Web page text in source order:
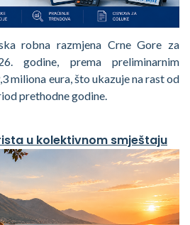
robna razmjena Crne Gore za
godine, prema preliminarnim
miliona eura, što ukazuje na rast od
prethodne godine.
u kolektivnom smještaju